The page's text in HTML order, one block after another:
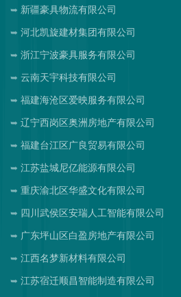
新疆豪具物流有限公司
河北凯旋建材集团有限公司
浙江宁波豪具服务有限公司
云南天宇科技有限公司
福建海沧区爱映服务有限公司
辽宁西岗区奥洲房地产有限公司
福建台江区广良贸易有限公司
江苏盐城尼亿能源有限公司
重庆渝北区华盛文化有限公司
四川武侯区安瑞人工智能有限公司
广东坪山区白盈房地产有限公司
江西名梦新材料有限公司
江苏宿迁顺昌智能制造有限公司